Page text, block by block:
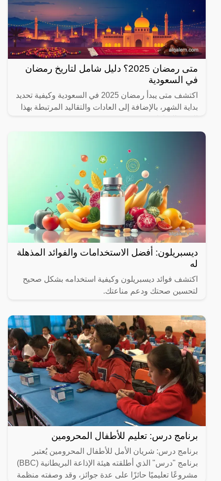
متى رمضان 2025؟ دليل شامل لتاريخ رمضان
في السعودية
اكتشف متى يبدأ رمضان 2025 في السعودية وكيفية تحديد
بداية الشهر، بالإضافة إلى العادات والتقاليد المرتبطة بهذا
ديسبريلون: أفضل الاستخدامات والفوائد المذهلة
له
اكتشف فوائد ديسبريلون وكيفية استخدامه بشكل صحيح
لتحسين صحتك ودعم مناعتك.
برنامج درس: تعليم للأطفال المحرومين
برنامج درس: شريان الأمل للأطفال المحرومين يُعتبر
برنامج "درس" الذي أطلقته هيئة الإذاعة البريطانية (BBC)
مشروعًا تعليميًا حائزًا على عدة جوائز، وقد وصفته منظمة